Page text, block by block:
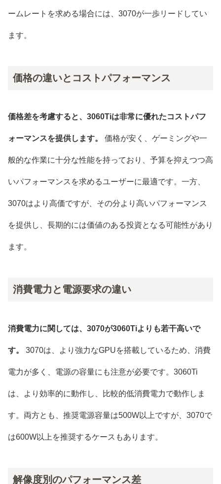
ームレートを求める場合には、3070が一歩リードしてい
ます。
価格の違いとコストパフォーマンス
価格差を考慮すると、3060Tiは非常に優れたコストパフ
ォーマンスを提供します。 価格が安く、ゲーミングや一
般的な作業に十分な性能を持っており、予算を抑えつつ高
いパフォーマンスを求めるユーザーに最適です。一方、
3070はより高価ですが、その分より高いパフォーマンス
を提供し、長期的には価値のある投資となる可能性があり
ます。
消費電力と電源要求の違い
消費電力に関しては、3070が3060Tiよりも若干高いで
す。 3070は、より強力なGPUを搭載しているため、消費
電力が多く、電源の容量にも注意が必要です。3060Ti
は、より効率的に動作し、比較的低消費電力で動作しま
す。両方とも、推奨電源容量は500W以上ですが、3070で
は600W以上を推奨するケースもあります。
解像度別のパフォーマンス差